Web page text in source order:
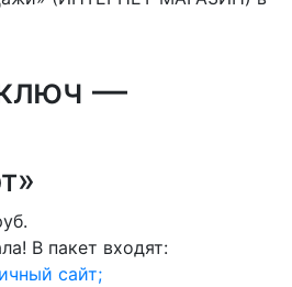
—
В пакет входят:
сайт;